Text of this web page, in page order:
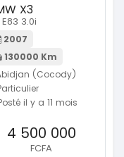
X3
E83 3.0i
2007
130000 Km
(Cocody)
il y a 11 mois
4 500 000
FCFA